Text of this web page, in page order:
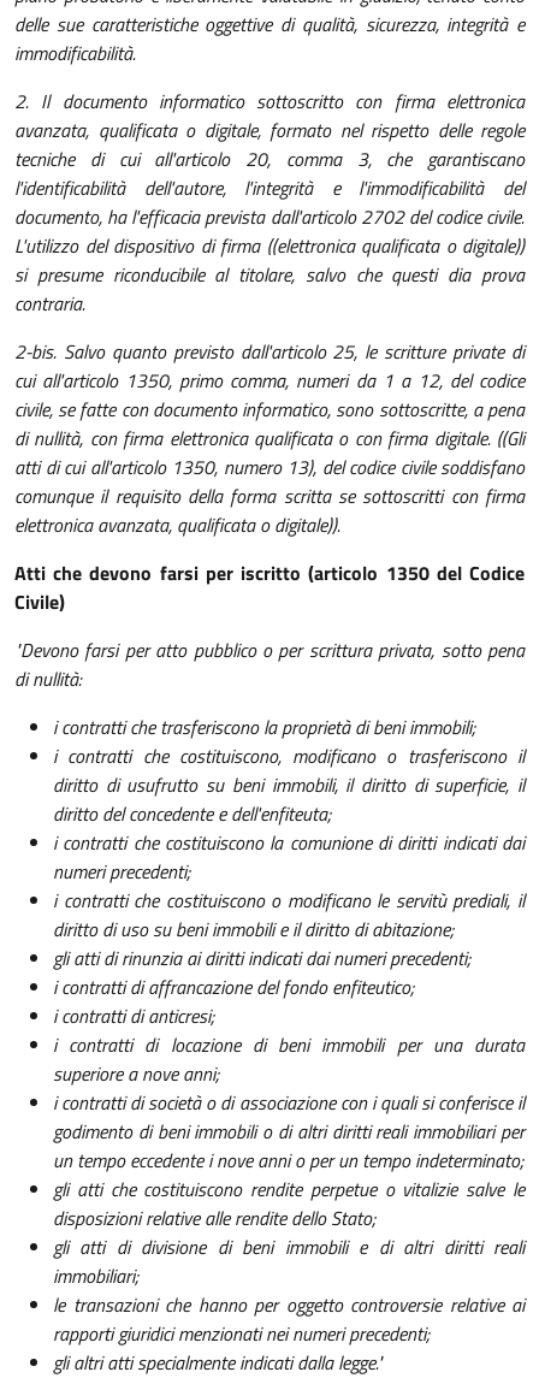
delle sue caratteristiche oggettive di qualità, sicurezza, integrità e
immodificabilità.
2. Il documento informatico sottoscritto con firma elettronica
avanzata, qualificata o digitale, formato nel rispetto delle regole
tecniche di cui all'articolo 20, comma 3, che garantiscano
l'identificabilità dell'autore, l'integrità e l'immodificabilità del
documento, ha l'efficacia prevista dall'articolo 2702 del codice civile.
L'utilizzo del dispositivo di firma ((elettronica qualificata o digitale))
si presume riconducibile al titolare, salvo che questi dia prova
contraria.
2-bis. Salvo quanto previsto dall'articolo 25, le scritture private di
cui all'articolo 1350, primo comma, numeri da 1 a 12, del codice
civile, se fatte con documento informatico, sono sottoscritte, a pena
di nullità, con firma elettronica qualificata o con firma digitale. ((Gli
atti di cui all'articolo 1350, numero 13), del codice civile soddisfano
comunque il requisito della forma scritta se sottoscritti con firma
elettronica avanzata, qualificata o digitale)).
Atti che devono farsi per iscritto (articolo 1350 del Codice
Civile)
"Devono farsi per atto pubblico o per scrittura privata, sotto pena
di nullità:
i contratti che trasferiscono la proprietà di beni immobili;
i contratti che costituiscono, modificano o trasferiscono il
diritto di usufrutto su beni immobili, il diritto di superficie, il
diritto del concedente e dell'enfiteuta;
i contratti che costituiscono la comunione di diritti indicati dai
numeri precedenti;
i contratti che costituiscono o modificano le servitù prediali, il
diritto di uso su beni immobili e il diritto di abitazione;
gli atti di rinunzia ai diritti indicati dai numeri precedenti;
i contratti di affrancazione del fondo enfiteutico;
i contratti di anticresi;
i contratti di locazione di beni immobili per una durata
superiore a nove anni;
i contratti di società o di associazione con i quali si conferisce il
godimento di beni immobili o di altri diritti reali immobiliari per
un tempo eccedente i nove anni o per un tempo indeterminato;
gli atti che costituiscono rendite perpetue o vitalizie salve le
disposizioni relative alle rendite dello Stato;
gli atti di divisione di beni immobili e di altri diritti reali
immobiliari;
le transazioni che hanno per oggetto controversie relative ai
rapporti giuridici menzionati nei numeri precedenti;
gli altri atti specialmente indicati dalla legge."